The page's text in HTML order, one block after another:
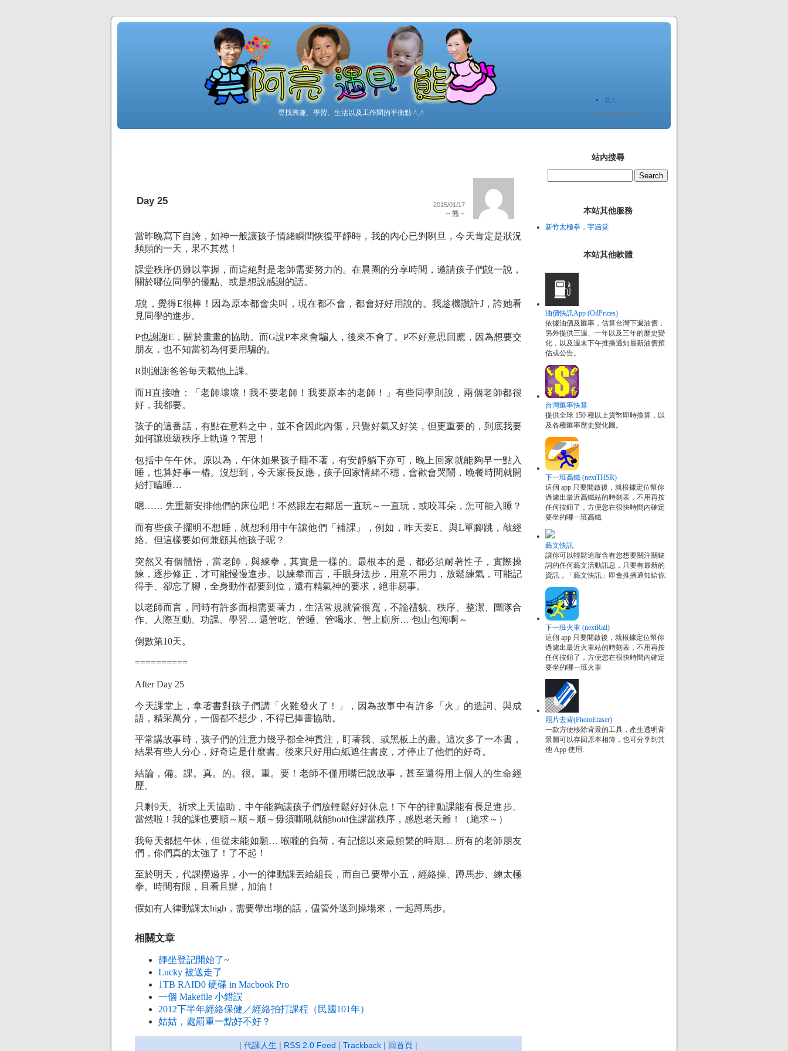
尋找興趣、學習、生活以及工作間的平衡點 ^_^
登入
Since 2005.12.20
Day 25 2015/01/17
~ 熊 ~
當昨晚寫下自誇，如神一般讓孩子情緒瞬間恢復平靜時，我的內心已剉咧旦，今天肯定是狀況
頻頻的一天，果不其然！
課堂秩序仍難以掌握，而這絕對是老師需要努力的。在晨圈的分享時間，邀請孩子們說一說，
關於哪位同學的優點、或是想說感謝的話。
J說，覺得E很棒！因為原本都會尖叫，現在都不會，都會好好用說的。我趁機讚許J，誇她看
見同學的進步。
P也謝謝E，關於畫畫的協助。而G說P本來會騙人，後來不會了。P不好意思回應，因為想要交
朋友，也不知當初為何要用騙的。
R則謝謝爸爸每天載他上課。
而H直接嗆：「老師壞壞！我不要老師！我要原本的老師！」有些同學則說，兩個老師都很
好，我都要。
孩子的這番話，有點在意料之中，並不會因此內傷，只覺好氣又好笑，但更重要的，到底我要
如何讓班級秩序上軌道？苦思！
包括中午午休。原以為，午休如果孩子睡不著，有安靜躺下亦可，晚上回家就能夠早一點入
睡，也算好事一椿。沒想到，今天家長反應，孩子回家情緒不穩，會歡會哭鬧，晚餐時間就開
始打瞌睡…
嗯…… 先重新安排他們的床位吧！不然跟左右鄰居一直玩～一直玩，或咬耳朵，怎可能入睡？
而有些孩子擺明不想睡，就想利用中午讓他們「補課」，例如，昨天要E、與L單腳跳，敲經
絡。但這樣要如何兼顧其他孩子呢？
突然又有個體悟，當老師，與練拳，其實是一樣的。最根本的是，都必須耐著性子，實際操
練，逐步修正，才可能慢慢進步。以練拳而言，手眼身法步，用意不用力，放鬆練氣，可能記
得手、卻忘了腳，全身動作都要到位，還有精氣神的要求，絕非易事。
以老師而言，同時有許多面相需要著力，生活常規就管很寬，不論禮貌、秩序、整潔、團隊合
作、人際互動、功課、學習… 還管吃、管睡、管喝水、管上廁所… 包山包海啊～
倒數第10天。
==========
After Day 25
今天課堂上，拿著書對孩子們講「火雞發火了！」，因為故事中有許多「火」的造詞、與成
語，精采萬分，一個都不想少，不得已捧書協助。
平常講故事時，孩子們的注意力幾乎都全神貫注，盯著我、或黑板上的畫。這次多了一本書，
結果有些人分心，好奇這是什麼書。後來只好用白紙遮住書皮，才停止了他們的好奇。
結論，備。課。真。的。很。重。要！老師不僅用嘴巴說故事，甚至還得用上個人的生命經
歷。
只剩9天。祈求上天協助，中午能夠讓孩子們放輕鬆好好休息！下午的律動課能有長足進步。
當然啦！我的課也要順～順～順～毋須嘶吼就能hold住課當秩序，感恩老天爺！（跪求～）
我每天都想午休，但從未能如願… 喉嚨的負荷，有記憶以來最頻繁的時期… 所有的老師朋友
們，你們真的太強了！了不起！
至於明天，代課撈過界，小一的律動課丟給組長，而自己要帶小五，經絡操、蹲馬步、練太極
拳。時間有限，且看且辦，加油！
假如有人律動課太high，需要帶出場的話，儘管外送到操場來，一起蹲馬步。
相關文章
靜坐登記開始了~
Lucky 被送走了
1TB RAID0 硬碟 in Macbook Pro
一個 Makefile 小錯誤
2012下半年經絡保健／經絡拍打課程（民國101年）
姑姑，處罰重一點好不好？
| 代課人生 | RSS 2.0 Feed | Trackback | 回首頁 |
站內搜尋
本站其他服務
新竹太極拳，宇涵堂
本站其他軟體
油價快訊App (OilPrices)
依據油價及匯率，估算台灣下週油價，
另外提供三週、一年以及三年的歷史變
化，以及週末下午推播通知最新油價預
估或公告。
台灣匯率快算
提供全球 150 種以上貨幣即時換算，以
及各種匯率歷史變化圖。
下一班高鐵 (nextTHSR)
這個 app 只要開啟後，就根據定位幫你
過濾出最近高鐵站的時刻表，不用再按
任何按鈕了，方便您在很快時間內確定
要坐的哪一班高鐵
藝文快訊
讓你可以輕鬆追蹤含有您想要關注關鍵
詞的任何藝文活動訊息，只要有最新的
資訊，「藝文快訊」即會推播通知給你.
下一班火車 (nextRail)
這個 app 只要開啟後，就根據定位幫你
過濾出最近火車站的時刻表，不用再按
任何按鈕了，方便您在很快時間內確定
要坐的哪一班火車
照片去背(PhotoEraser)
一款方便移除背景的工具，產生透明背
景圖可以存回原本相簿，也可分享到其
他 App 使用.